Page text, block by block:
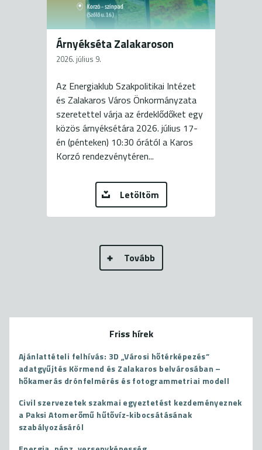
Árnyékséta Zalakaroson
2026. július 9.
Az Energiaklub Szakpolitikai Intézet
és Zalakaros Város Önkormányzata
szeretettel várja az érdeklődőket egy
közös árnyéksétára 2026. július 17-
én (pénteken) 10:30 órától a Karos
Korzó rendezvénytéren...
Letöltöm
Tovább
Friss hírek
Ajánlattételi felhívás: 3D „Városi hőtérképezés”
adatgyűjtés Körmend és Zalakaros belvárosában –
hőkamerás drónfelmérés és fotogrammetriai modell
Civil szervezetek szakmai egyeztetést kezdeményeznek
a Paksi Atomerőmű hűtővíz-kibocsátásának
szabályozásáról